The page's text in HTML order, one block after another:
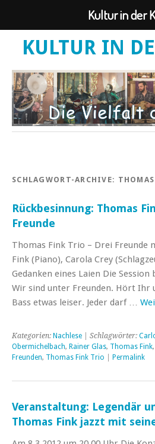
KULTUR IN
SCHLAGWORT-ARCHIVE:
Rückbesinnung: Thomas
Freunde
Thomas Fink Trio – Drei Freunde
Fink (Piano), Carola Crey
Gedanken eines Laien Die
Wir sind unter Freunden. Hört Ihr
Bass etwas leiser. Jeder darf …
Kategorien: Nachlese | Schlagwörter:
Obermichelbach, Rainer Glas, Thomas Fink,
Freunden, Thomas Fink Trio Permalink
Veranstaltung: Legendär
Thomas Fink jazzt mit
Kultur in der